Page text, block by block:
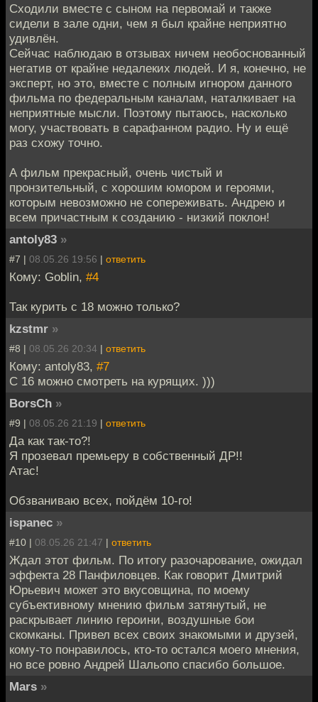
Сходили вместе с сыном на первомай и также
сидели в зале одни, чем я был крайне неприятно
удивлён.
Сейчас наблюдаю в отзывах ничем необоснованный
негатив от крайне недалеких людей. И я, конечно, не
эксперт, но это, вместе с полным игнором данного
фильма по федеральным каналам, наталкивает на
неприятные мысли. Поэтому пытаюсь, насколько
могу, участвовать в сарафанном радио. Ну и ещё
раз схожу точно.
А фильм прекрасный, очень чистый и
пронзительный, с хорошим юмором и героями,
которым невозможно не сопереживать. Андрею и
всем причастным к созданию - низкий поклон!
antoly83 »
#7 | 08.05.26 19:56 | ответить
Кому: Goblin, #4
Так курить с 18 можно только?
kzstmr »
#8 | 08.05.26 20:34 | ответить
Кому: antoly83, #7
С 16 можно смотреть на курящих. )))
BorsCh »
#9 | 08.05.26 21:19 | ответить
Да как так-то?!
Я прозевал премьеру в собственный ДР!!
Атас!
Обзваниваю всех, пойдём 10-го!
ispanec »
#10 | 08.05.26 21:47 | ответить
Ждал этот фильм. По итогу разочарование, ожидал
эффекта 28 Панфиловцев. Как говорит Дмитрий
Юрьевич может это вкусовщина, по моему
субъективному мнению фильм затянутый, не
раскрывает линию героини, воздушные бои
скомканы. Привел всех своих знакомыми и друзей,
кому-то понравилось, кто-то остался моего мнения,
но все ровно Андрей Шальопо спасибо большое.
Mars »